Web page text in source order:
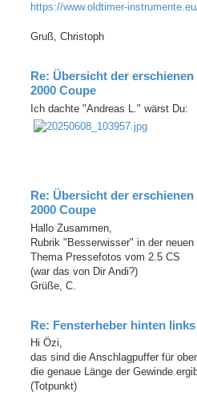
https://www.oldtimer-
Gruß, Christoph
Re: Übersicht der
2000 Coupe
Ich dachte "Andreas L." wärst Du:
Re: Übersicht der
2000 Coupe
Hallo Zusammen,
Rubrik "Besserwisser" in der
Thema Pressefotos vom 2.5 CS
(war das von Dir Andi?)
Grüße, C.
Re: Fensterheber hinten
Hi Özi,
das sind die Anschlagpuffer für
die genaue Länge der Gewinde
(Totpunkt)